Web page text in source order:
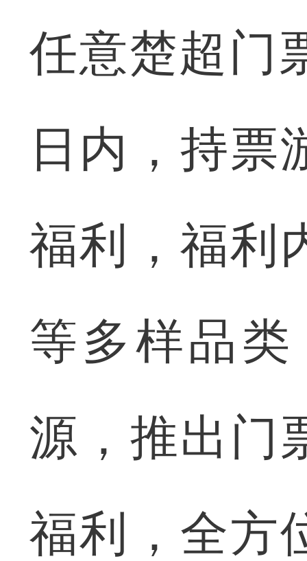
任意楚超门
日内，持票
福利，福利
等多样品
源，推出门
福利，全方